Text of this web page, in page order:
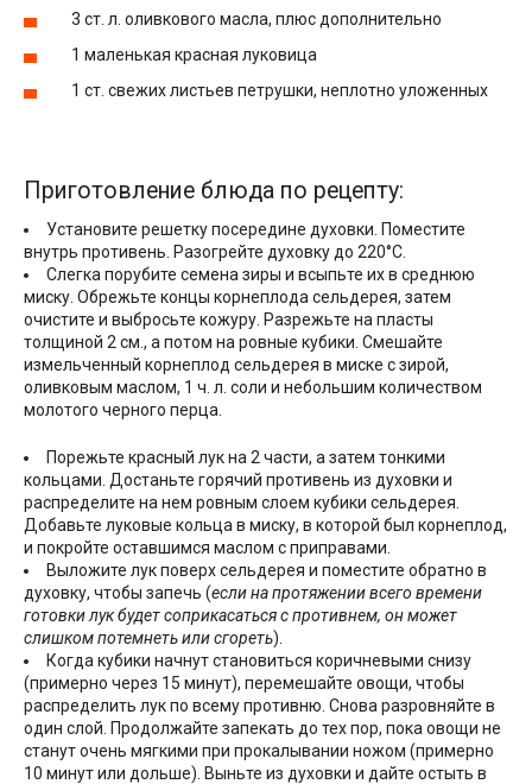
3 ст. л. оливкового масла, плюс дополнительно
1 маленькая красная луковица
1 ст. свежих листьев петрушки, неплотно уложенных
Приготовление блюда по рецепту:
Установите решетку посередине духовки. Поместите
внутрь противень. Разогрейте духовку до 220°С.
Слегка порубите семена зиры и всыпьте их в среднюю
миску. Обрежьте концы корнеплода сельдерея, затем
очистите и выбросьте кожуру. Разрежьте на пласты
толщиной 2 см., а потом на ровные кубики. Смешайте
измельченный корнеплод сельдерея в миске с зирой,
оливковым маслом, 1 ч. л. соли и небольшим количеством
молотого черного перца.
Порежьте красный лук на 2 части, а затем тонкими
кольцами. Достаньте горячий противень из духовки и
распределите на нем ровным слоем кубики сельдерея.
Добавьте луковые кольца в миску, в которой был корнеплод,
и покройте оставшимся маслом с приправами.
Выложите лук поверх сельдерея и поместите обратно в
духовку, чтобы запечь (если на протяжении всего времени
готовки лук будет соприкасаться с противнем, он может
слишком потемнеть или сгореть).
Когда кубики начнут становиться коричневыми снизу
(примерно через 15 минут), перемешайте овощи, чтобы
распределить лук по всему противню. Снова разровняйте в
один слой. Продолжайте запекать до тех пор, пока овощи не
станут очень мягкими при прокалывании ножом (примерно
10 минут или дольше). Выньте из духовки и дайте остыть в